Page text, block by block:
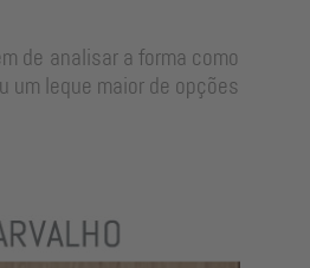
de analisar a forma como
leque maior de opções